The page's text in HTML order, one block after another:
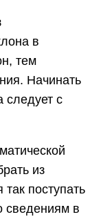
в
тем
Начинать
следует с
из
поступать
сведениям в